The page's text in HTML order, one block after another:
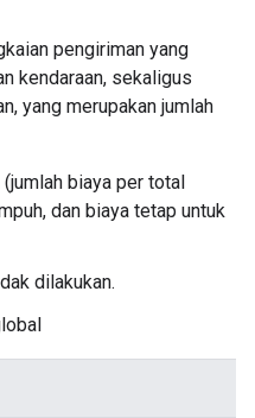
pengiriman yang
kendaraan, sekaligus
yang merupakan jumlah
biaya per total
dan biaya tetap untuk
dilakukan.